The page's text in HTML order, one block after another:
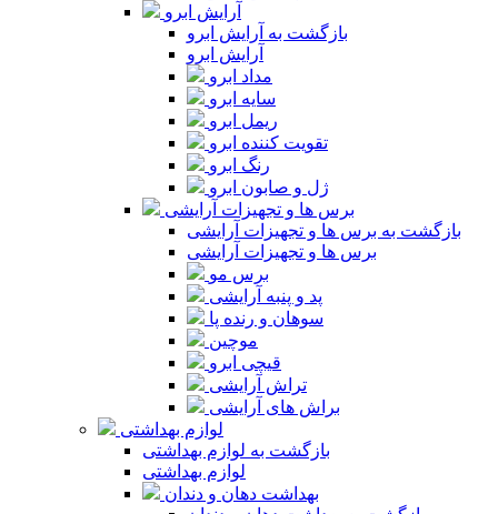
آرایش ابرو
بازگشت به آرایش ابرو
آرایش ابرو
مداد ابرو
سایه ابرو
ریمل ابرو
تقویت کننده ابرو
رنگ ابرو
ژل و صابون ابرو
برس ها و تجهیزات آرایشی
بازگشت به برس ها و تجهیزات آرایشی
برس ها و تجهیزات آرایشی
برس مو
پد و پنبه آرایشی
سوهان و رنده پا
موچین
قیچی ابرو
تراش آرایشی
براش های آرایشی
لوازم بهداشتی
بازگشت به لوازم بهداشتی
لوازم بهداشتی
بهداشت دهان و دندان